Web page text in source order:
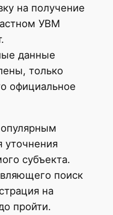
на получение
УВМ
данные
только
официальное
уточнения
субъекта.
поиск
на
пройти.